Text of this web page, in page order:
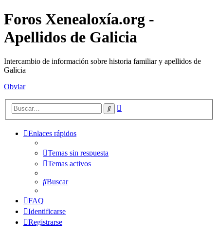
Foros Xenealoxía.org -
Apellidos de Galicia
Intercambio de información sobre historia familiar y apellidos de
Galicia
Obviar
Buscar
Enlaces rápidos
Temas sin respuesta
Temas activos
Buscar
FAQ
Identificarse
Registrarse